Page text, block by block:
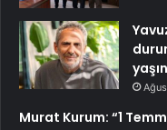
Murat Kurum: “1